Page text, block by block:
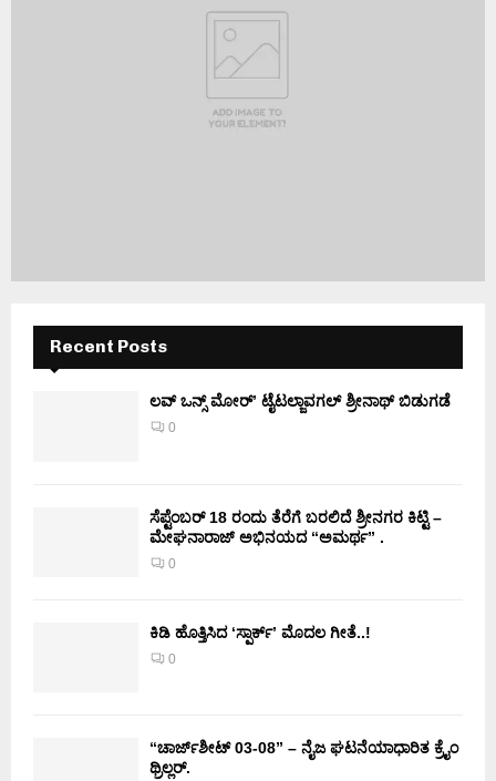
Recent Posts
ಲವ್ ಒನ್ಸ್ ಮೋರ್’ ಟೈಟಲ್ಜಾವಗಲ್ ಶ್ರೀನಾಥ್ ಬಿಡುಗಡೆ
0
ಸೆಪ್ಟೆಂಬರ್ 18 ರಂದು ತೆರೆಗೆ ಬರಲಿದೆ ಶ್ರೀನಗರ ಕಿಟ್ಟಿ –
ಮೇಘನಾರಾಜ್ ಅಭಿನಯದ “ಅಮರ್ಥ” .
0
ಕಿಡಿ‌‌ ಹೊತ್ತಿಸಿದ ‘ಸ್ಪಾರ್ಕ್’ ಮೊದಲ‌ ಗೀತೆ..!
0
“ಚಾರ್ಜ್‌ಶೀಟ್ 03-08” – ನೈಜ ಘಟನೆಯಾಧಾರಿತ ಕ್ರೈಂ
ಥ್ರಿಲ್ಲರ್.